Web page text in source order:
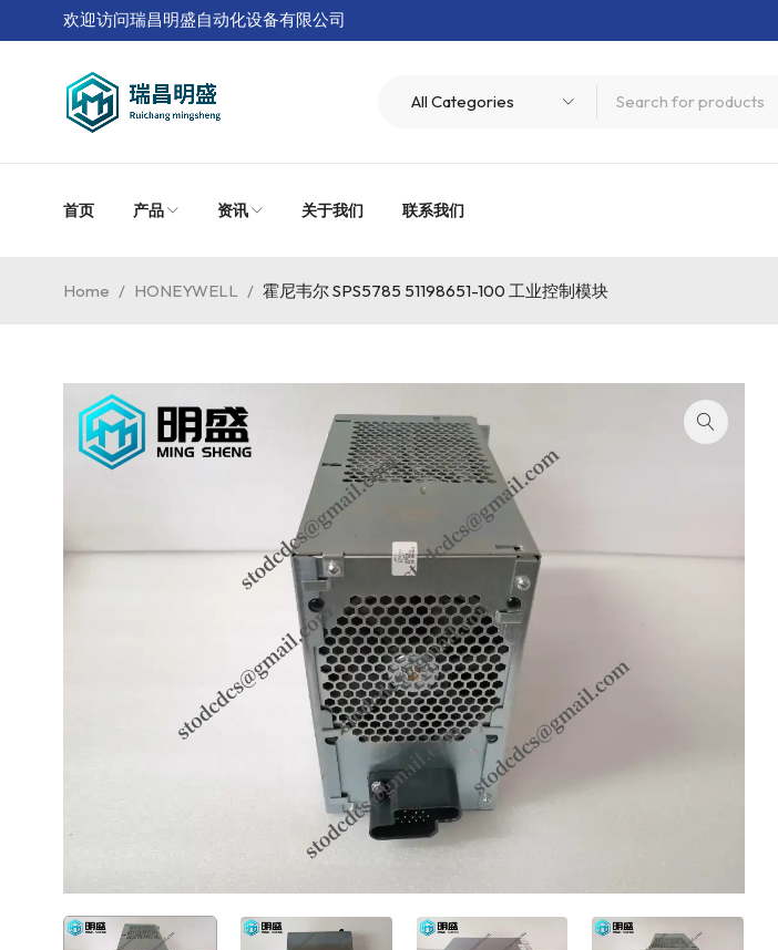
欢迎访问瑞昌明盛自动化设备有限公司
首页 产品 资讯 关于我们 联系我们
Home / HONEYWELL / 霍尼韦尔 SPS5785 51198651-100 工业控制模块